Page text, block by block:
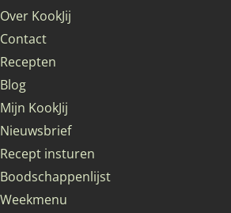
Over KookJij
Contact
Recepten
Blog
Mijn KookJij
Nieuwsbrief
Recept insturen
Boodschappenlijst
Weekmenu